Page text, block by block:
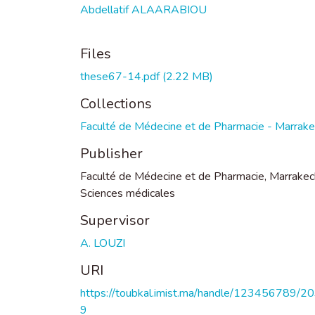
Abdellatif ALAARABIOU
Files
these67-14.pdf(2.22 MB)
Collections
Faculté de Médecine et de Pharmacie -
Publisher
Faculté de Médecine et de Pharmacie,
Sciences médicales
Supervisor
A. LOUZI
URI
https://toubkal.imist.ma/handle/123456789/
9